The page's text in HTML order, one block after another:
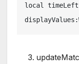
local